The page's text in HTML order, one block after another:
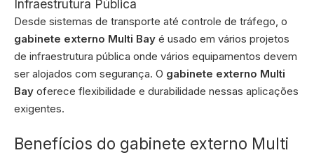
Infraestrutura Pública
Desde sistemas de transporte até controle de tráfego, o
gabinete externo Multi Bay é usado em vários projetos
de infraestrutura pública onde vários equipamentos devem
ser alojados com segurança. O gabinete externo Multi
Bay oferece flexibilidade e durabilidade nessas aplicações
exigentes.
Benefícios do gabinete externo Multi